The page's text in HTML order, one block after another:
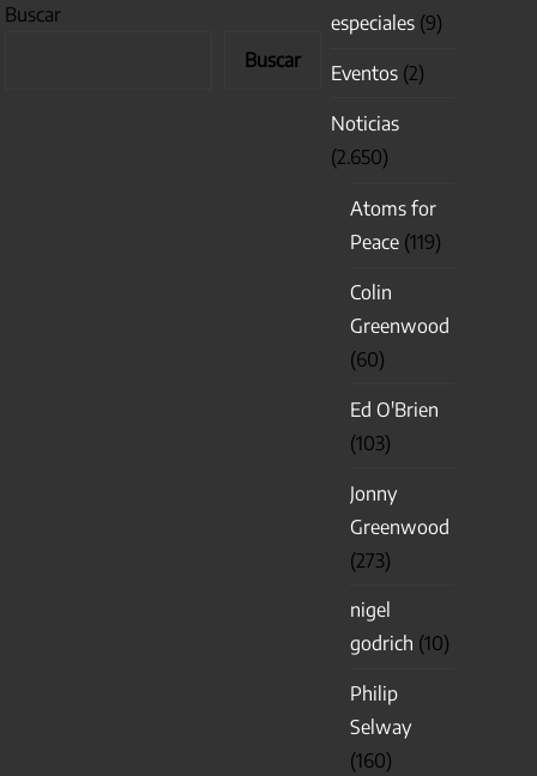
Buscar
Buscar
especiales (9)
Eventos (2)
Noticias
(2.650)
Atoms for
Peace (119)
Colin
Greenwood
(60)
Ed O'Brien
(103)
Jonny
Greenwood
(273)
nigel
godrich (10)
Philip
Selway
(160)